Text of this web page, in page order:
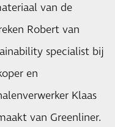
van de
Robert van
specialist bij
en
Klaas
van Greenliner.